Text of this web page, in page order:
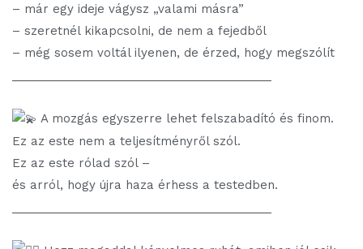
– már egy ideje vágysz „valami másra”
– szeretnél kikapcsolni, de nem a fejedből
– még sosem voltál ilyenen, de érzed, hogy megszólít
A mozgás egyszerre lehet felszabadító és finom.
Ez az este nem a teljesítményről szól.
Ez az este rólad szól –
és arról, hogy újra haza érhess a testedben.